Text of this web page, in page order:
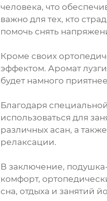
человека, что
важно для тех, кто
помочь снять
Кроме своих
эффектом. Аромат
будет намного
Благодаря
использоваться для
различных асан, а
релаксации.
В заключение,
комфорт,
сна, отдыха и занятий